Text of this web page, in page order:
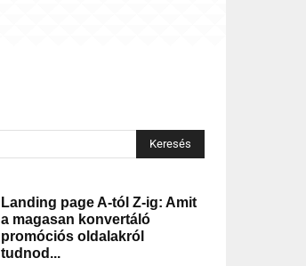
Keresés
Landing page A-tól Z-ig: Amit
a magasan konvertáló
promóciós oldalakról
tudnod...